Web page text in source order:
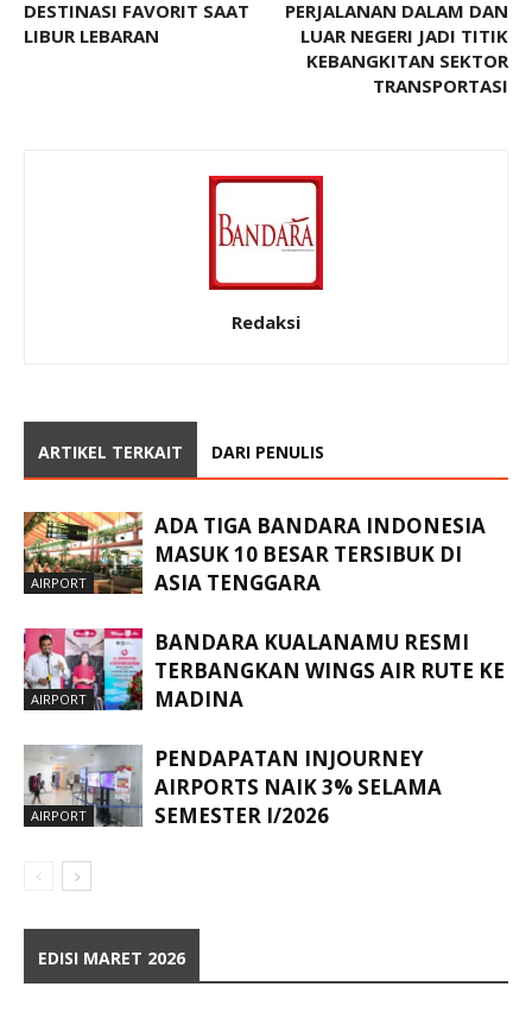
DESTINASI FAVORIT SAAT
LIBUR LEBARAN
PERJALANAN DALAM DAN
LUAR NEGERI JADI TITIK
KEBANGKITAN SEKTOR
TRANSPORTASI
Redaksi
ARTIKEL TERKAIT DARI PENULIS
AIRPORT
ADA TIGA BANDARA INDONESIA
MASUK 10 BESAR TERSIBUK DI
ASIA TENGGARA
AIRPORT
BANDARA KUALANAMU RESMI
TERBANGKAN WINGS AIR RUTE KE
MADINA
AIRPORT
PENDAPATAN INJOURNEY
AIRPORTS NAIK 3% SELAMA
SEMESTER I/2026
EDISI MARET 2026